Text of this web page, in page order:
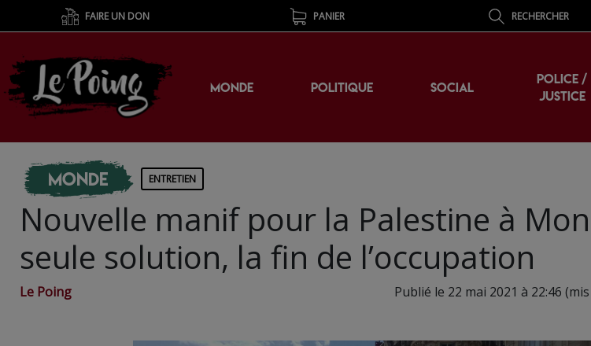
FAIRE UN DON PANIER RECHERCHER
MONDE POLITIQUE SOCIAL
POLICE /
JUSTICE
Monde ENTRETIEN
Nouvelle manif pour la Palestine à
seule solution, la fin de l’occupation
Le Poing Publié le 22 mai 2021 à 22:46